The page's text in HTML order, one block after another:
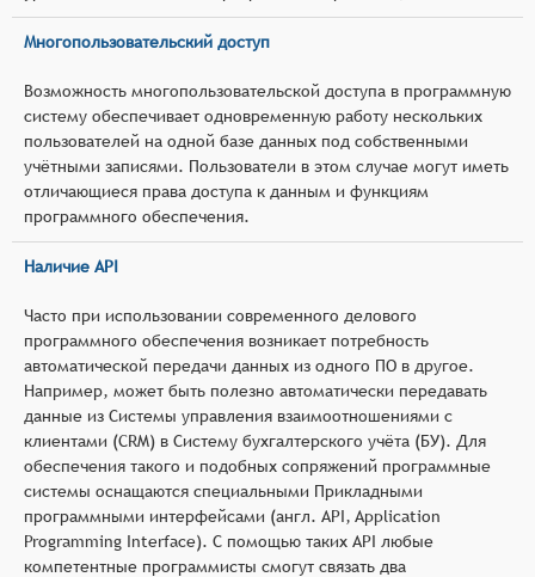
Многопользовательский доступ
Возможность многопользовательской доступа в программную
систему обеспечивает одновременную работу нескольких
пользователей на одной базе данных под собственными
учётными записями. Пользователи в этом случае могут иметь
отличающиеся права доступа к данным и функциям
программного обеспечения.
Наличие API
Часто при использовании современного делового
программного обеспечения возникает потребность
автоматической передачи данных из одного ПО в другое.
Например, может быть полезно автоматически передавать
данные из Системы управления взаимоотношениями с
клиентами (CRM) в Систему бухгалтерского учёта (БУ). Для
обеспечения такого и подобных сопряжений программные
системы оснащаются специальными Прикладными
программными интерфейсами (англ. API, Application
Programming Interface). С помощью таких API любые
компетентные программисты смогут связать два